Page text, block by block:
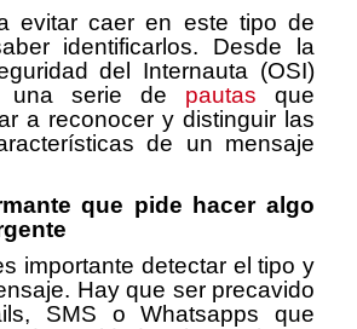
evitar caer en este tipo de
identificarlos. Desde la
del Internauta (OSI)
una serie de pautas que
a reconocer y distinguir las
de un mensaje
que pide hacer algo
importante detectar el tipo y
Hay que ser precavido
SMS o Whatsapps que